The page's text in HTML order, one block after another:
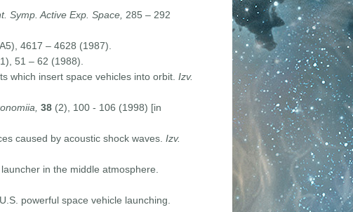
Symp. Active Exp. Space, 285 – 292
4617 – 4628 (1987).
51 – 62 (1988).
which insert space vehicles into orbit. Izv.
38(2), 100 - 106 (1998) [in
caused by acoustic shock waves. Izv.
in the middle atmosphere.
powerful space vehicle launching.